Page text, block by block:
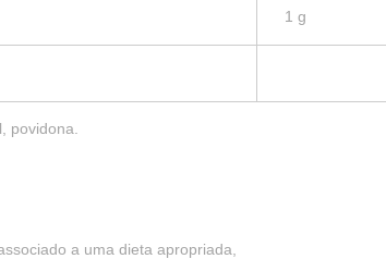
1 g
povidona.
a uma dieta apropriada,